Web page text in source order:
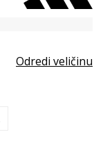
Odredi veličinu